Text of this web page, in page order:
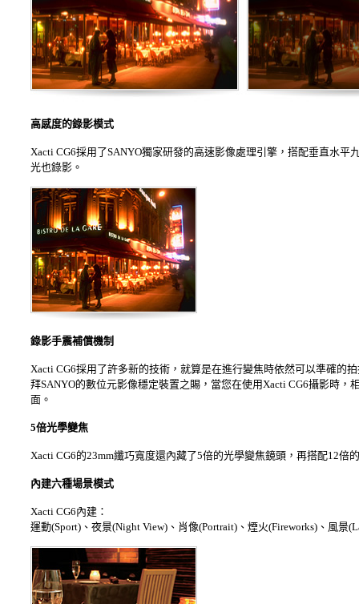
高感度的錄影模式
Xacti CG6採用了SANYO獨家研發的高速影像處理引擎，搭配垂直水平
光也錄影。
錄影手震補償機制
Xacti CG6採用了許多新的技術，就算是在進行變焦時依然可以準確的
拜SANYO的數位元影像穩定裝置之賜，當您在使用Xacti CG6攝影時
面。
5倍光學變焦
Xacti CG6的23mm纖巧寬度還內藏了5倍的光學變焦鏡頭，再搭配12
內建六種場景模式
Xacti CG6內建：
運動(Sport)、夜景(Night View)、肖像(Portrait)、煙火(Fireworks)、風景